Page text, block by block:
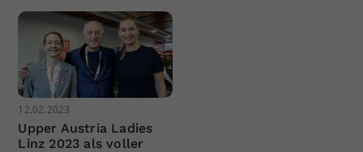
12.02.2023
Upper Austria Ladies
Linz 2023 als voller